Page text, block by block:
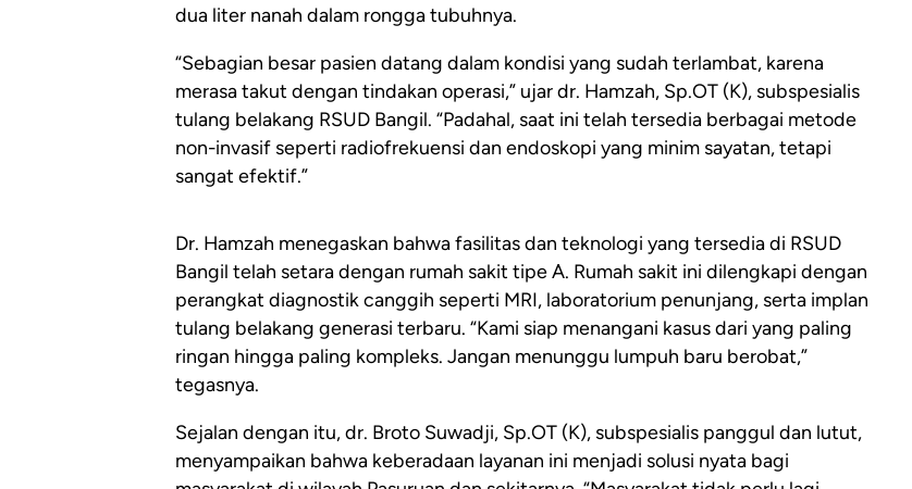
dua liter nanah dalam rongga tubuhnya.
“Sebagian besar pasien datang dalam kondisi yang sudah terlambat, karena
merasa takut dengan tindakan operasi,” ujar dr. Hamzah, Sp.OT (K), subspesialis
tulang belakang RSUD Bangil. “Padahal, saat ini telah tersedia berbagai metode
non-invasif seperti radiofrekuensi dan endoskopi yang minim sayatan, tetapi
sangat efektif.”
Dr. Hamzah menegaskan bahwa fasilitas dan teknologi yang tersedia di RSUD
Bangil telah setara dengan rumah sakit tipe A. Rumah sakit ini dilengkapi dengan
perangkat diagnostik canggih seperti MRI, laboratorium penunjang, serta implan
tulang belakang generasi terbaru. “Kami siap menangani kasus dari yang paling
ringan hingga paling kompleks. Jangan menunggu lumpuh baru berobat,”
tegasnya.
Sejalan dengan itu, dr. Broto Suwadji, Sp.OT (K), subspesialis panggul dan lutut,
menyampaikan bahwa keberadaan layanan ini menjadi solusi nyata bagi